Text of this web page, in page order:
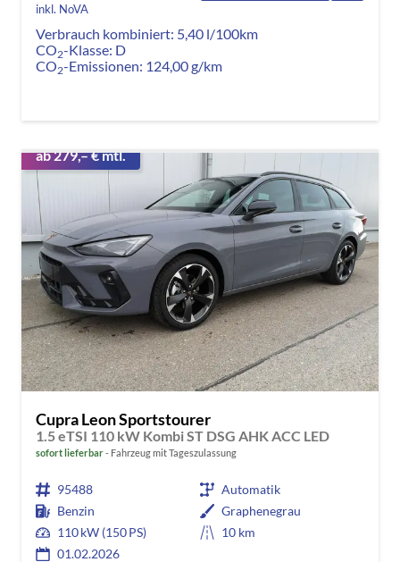
inkl. NoVA
Verbrauch kombiniert: 5,40 l/100km
CO2-Klasse: D
CO2-Emissionen: 124,00 g/km
ab 279,– € mtl.
Cupra Leon Sportstourer
1.5 eTSI 110 kW Kombi ST DSG AHK ACC LED
sofort lieferbar Fahrzeug mit Tageszulassung
95488
Automatik
Benzin
Graphenegrau
110 kW (150 PS)
10 km
01.02.2026